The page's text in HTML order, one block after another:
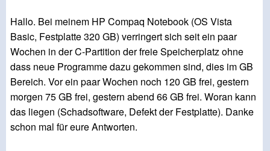
Hallo. Bei meinem HP Compaq Notebook (OS Vista
Basic, Festplatte 320 GB) verringert sich seit ein paar
Wochen in der C-Partition der freie Speicherplatz ohne
dass neue Programme dazu gekommen sind, dies im GB
Bereich. Vor ein paar Wochen noch 120 GB frei, gestern
morgen 75 GB frei, gestern abend 66 GB frei. Woran kann
das liegen (Schadsoftware, Defekt der Festplatte). Danke
schon mal für eure Antworten.